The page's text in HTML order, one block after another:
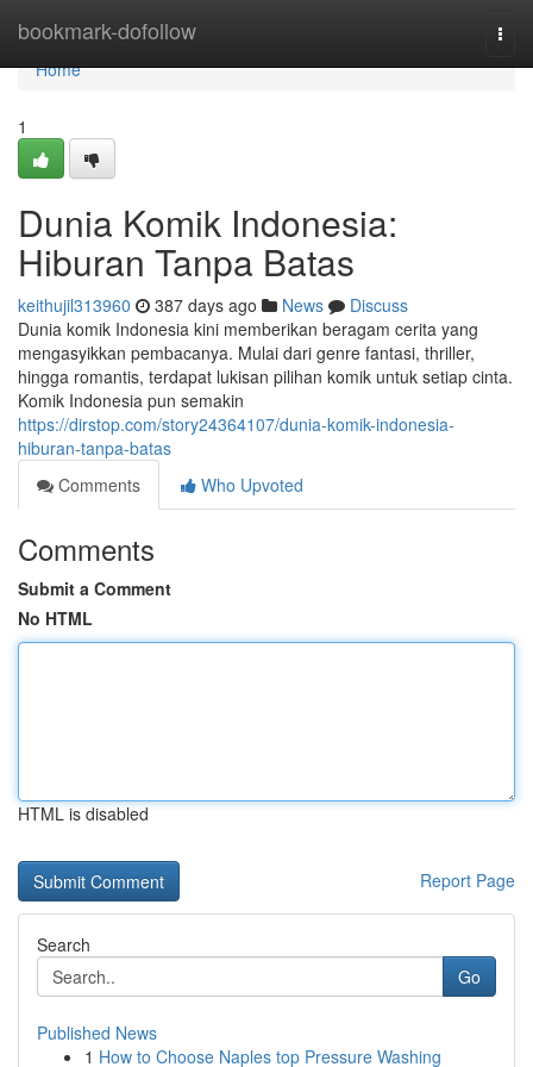
bookmark-dofollow
Home
Home
1
Dunia Komik Indonesia:
Hiburan Tanpa Batas
keithujil313960 387 days ago News
Discuss
Dunia komik Indonesia kini memberikan beragam cerita yang
mengasyikkan pembacanya. Mulai dari genre fantasi, thriller,
hingga romantis, terdapat lukisan pilihan komik untuk setiap cinta.
Komik Indonesia pun semakin
https://dirstop.com/story24364107/dunia-komik-indonesia-
hiburan-tanpa-batas
Comments
Who Upvoted
Comments
Submit a Comment
No HTML
HTML is disabled
Report Page
Search
Go
Published News
1 How to Choose Naples top Pressure Washing